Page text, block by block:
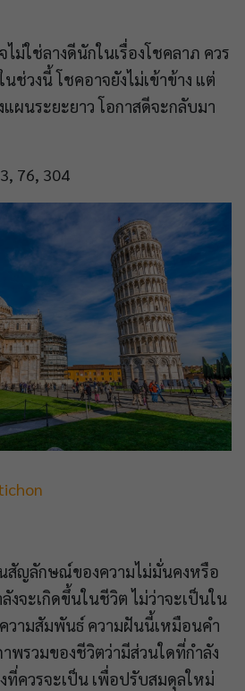
ม่ใช่ลางดีนักในเรื่องโชคลาภ ควร
นช่วงนี้ โชคอาจยังไม่เข้าข้าง แต่
ผนระยะยาว โอกาสดีจะกลับมา
76, 304
สัญลักษณ์ของความไม่มั่นคงหรือ
งจะเกิดขึ้นในชีวิต ไม่ว่าจะเป็นใน
ความสัมพันธ์ ความฝันนี้เหมือนคำ
รวมของชีวิตว่ามีส่วนใดที่กำลัง
งที่ควรจะเป็น เพื่อปรับสมดุลใหม่